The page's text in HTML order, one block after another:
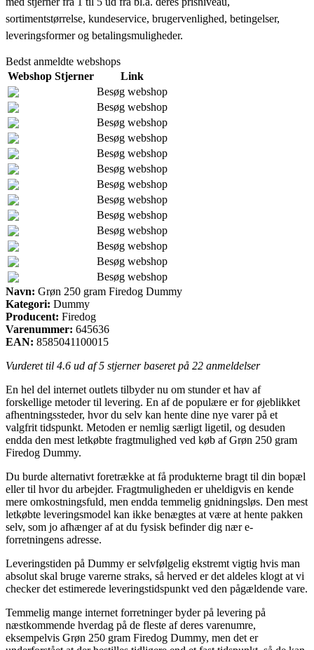
sortimentstørrelse, kundeservice, brugervenlighed, betingelser,
leveringsformer og betalingsmuligheder.
Bedst anmeldte webshops
Webshop Stjerner
Link
Besøg webshop
Besøg webshop
Besøg webshop
Besøg webshop
Besøg webshop
Besøg webshop
Besøg webshop
Besøg webshop
Besøg webshop
Besøg webshop
Besøg webshop
Besøg webshop
Besøg webshop
Navn: Grøn 250 gram Firedog Dummy
Kategori: Dummy
Producent: Firedog
Varenummer: 645636
EAN: 8585041100015
Vurderet til 4.6 ud af 5 stjerner baseret på 22 anmeldelser
En hel del internet outlets tilbyder nu om stunder et hav af
forskellige metoder til levering. En af de populære er for øjeblikket
afhentningssteder, hvor du selv kan hente dine nye varer på et
valgfrit tidspunkt. Metoden er nemlig særligt ligetil, og desuden
endda den mest letkøbte fragtmulighed ved køb af Grøn 250 gram
Firedog Dummy.
Du burde alternativt foretrække at få produkterne bragt til din bopæl
eller til hvor du arbejder. Fragtmuligheden er uheldigvis en kende
mere omkostningsfuld, men endda temmelig gnidningsløs. Den mest
letkøbte leveringsmodel kan ikke benægtes at være at hente pakken
selv, som jo afhænger af at du fysisk befinder dig nær e-
forretningens adresse.
Leveringstiden på Dummy er selvfølgelig ekstremt vigtig hvis man
absolut skal bruge varerne straks, så herved er det aldeles klogt at vi
checker det estimerede leveringstidspunkt ved den pågældende vare.
Temmelig mange internet forretninger byder på levering på
næstkommende hverdag på de fleste af deres varenumre,
eksempelvis Grøn 250 gram Firedog Dummy, men det er